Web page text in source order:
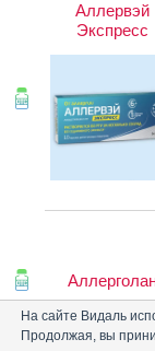
Аллервэй
Экспресс
На сайте Видаль
Продолжая, вы